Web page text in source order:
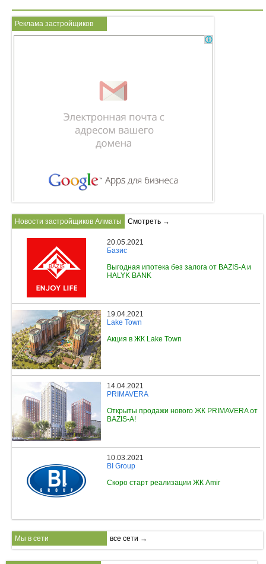
Реклама застройщиков
Новости застройщиков Алматы Смотреть →
20.05.2021
Базис
Выгодная ипотека без залога от BAZIS-A и
HALYK BANK
19.04.2021
Lake Town
Акция в ЖК Lake Town
14.04.2021
PRIMAVERA
Открыты продажи нового ЖК PRIMAVERA от
BAZIS-A!
10.03.2021
BI Group
Скоро старт реализации ЖК Amir
Мы в сети все сети →